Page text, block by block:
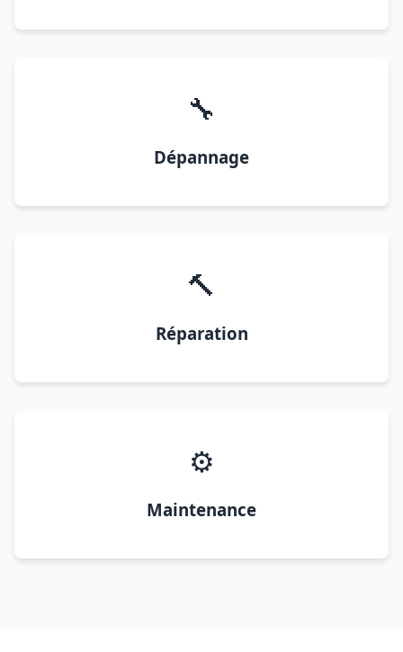
🔧
Dépannage
🔨
Réparation
⚙️
Maintenance